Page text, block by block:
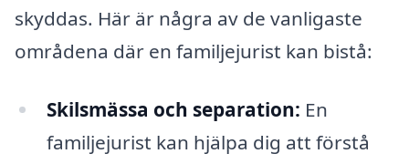
skyddas. Här är några av de vanligaste
områdena där en familjejurist kan bistå:
Skilsmässa och separation: En
familjejurist kan hjälpa dig att förstå